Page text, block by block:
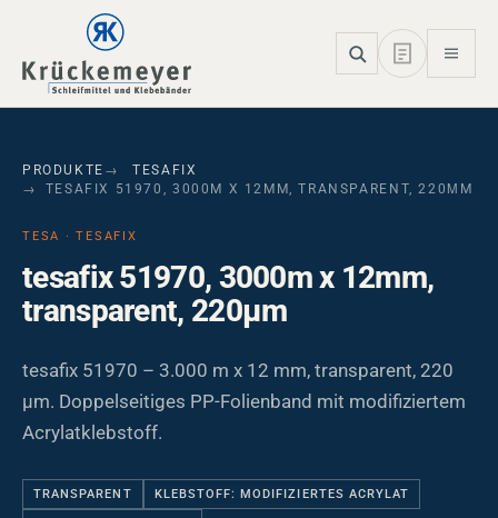
Skip to main navigation
Skip to main content
Skip to page footer
PRODUKTE
TESAFIX
TESAFIX 51970, 3000M X 12MM, TRANSPARENT, 220ΜM
TESA · TESAFIX
tesafix 51970, 3000m x 12mm,
transparent, 220µm
tesafix 51970 – 3.000 m x 12 mm, transparent, 220
µm. Doppelseitiges PP-Folienband mit modifiziertem
Acrylatklebstoff.
TRANSPARENT KLEBSTOFF: MODIFIZIERTES ACRYLAT